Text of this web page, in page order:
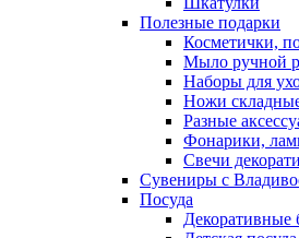
Полезные подарки
Косметички,
Мыло ручной
Наборы для
Ножи
Разные
Фонарики,
Свечи
Сувениры с
Посуда
Декоративные